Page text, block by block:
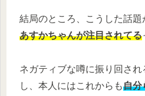
結局のところ、こうした話
あすかちゃんが注目されてる
ネガティブな噂に振り回さ
し、本人にはこれからも自分